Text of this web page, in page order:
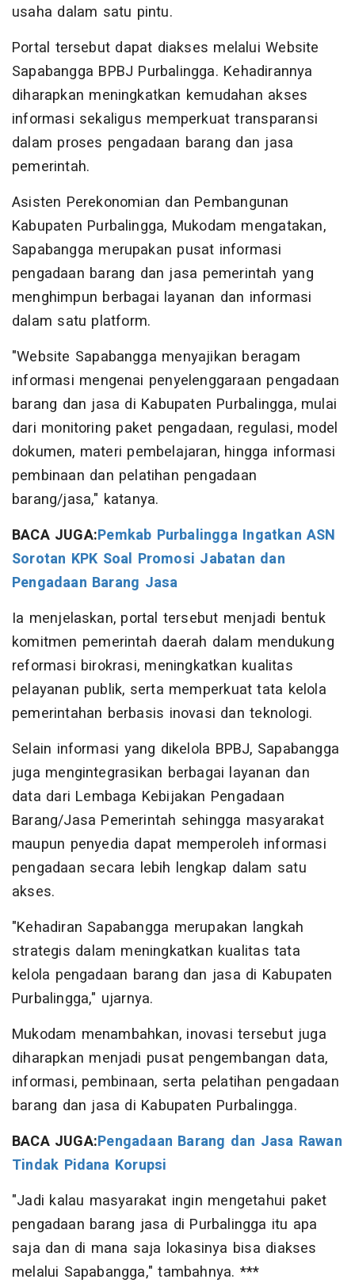
usaha dalam satu pintu.
Portal tersebut dapat diakses melalui Website
Sapabangga BPBJ Purbalingga. Kehadirannya
diharapkan meningkatkan kemudahan akses
informasi sekaligus memperkuat transparansi
dalam proses pengadaan barang dan jasa
pemerintah.
Asisten Perekonomian dan Pembangunan
Kabupaten Purbalingga, Mukodam mengatakan,
Sapabangga merupakan pusat informasi
pengadaan barang dan jasa pemerintah yang
menghimpun berbagai layanan dan informasi
dalam satu platform.
"Website Sapabangga menyajikan beragam
informasi mengenai penyelenggaraan pengadaan
barang dan jasa di Kabupaten Purbalingga, mulai
dari monitoring paket pengadaan, regulasi, model
dokumen, materi pembelajaran, hingga informasi
pembinaan dan pelatihan pengadaan
barang/jasa," katanya.
BACA JUGA:Pemkab Purbalingga Ingatkan ASN
Sorotan KPK Soal Promosi Jabatan dan
Pengadaan Barang Jasa
Ia menjelaskan, portal tersebut menjadi bentuk
komitmen pemerintah daerah dalam mendukung
reformasi birokrasi, meningkatkan kualitas
pelayanan publik, serta memperkuat tata kelola
pemerintahan berbasis inovasi dan teknologi.
Selain informasi yang dikelola BPBJ, Sapabangga
juga mengintegrasikan berbagai layanan dan
data dari Lembaga Kebijakan Pengadaan
Barang/Jasa Pemerintah sehingga masyarakat
maupun penyedia dapat memperoleh informasi
pengadaan secara lebih lengkap dalam satu
akses.
"Kehadiran Sapabangga merupakan langkah
strategis dalam meningkatkan kualitas tata
kelola pengadaan barang dan jasa di Kabupaten
Purbalingga," ujarnya.
Mukodam menambahkan, inovasi tersebut juga
diharapkan menjadi pusat pengembangan data,
informasi, pembinaan, serta pelatihan pengadaan
barang dan jasa di Kabupaten Purbalingga.
BACA JUGA:Pengadaan Barang dan Jasa Rawan
Tindak Pidana Korupsi
"Jadi kalau masyarakat ingin mengetahui paket
pengadaan barang jasa di Purbalingga itu apa
saja dan di mana saja lokasinya bisa diakses
melalui Sapabangga," tambahnya. ***